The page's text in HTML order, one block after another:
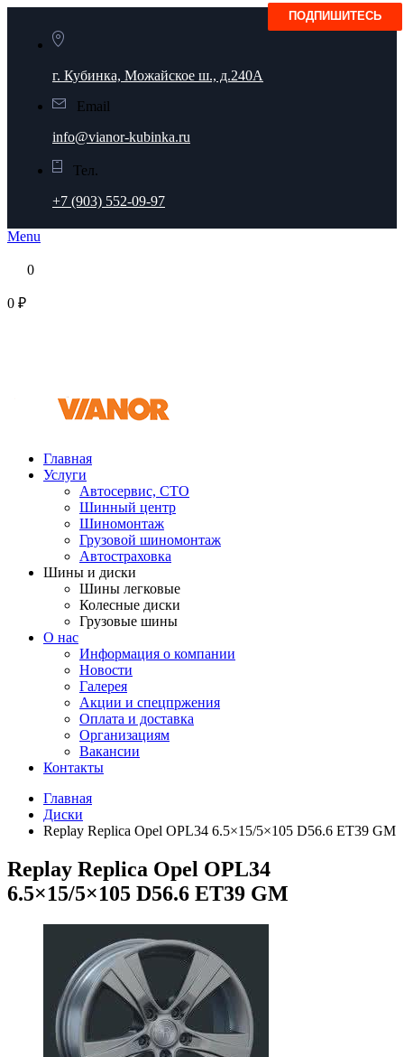
г. Кубинка, Можайское ш., д.240А
Email
info@vianor-kubinka.ru
Тел.
+7 (903) 552-09-97
Menu
0
0 ₽
Главная
Услуги
Автосервис, СТО
Шинный центр
Шиномонтаж
Грузовой шиномонтаж
Автостраховка
Шины и диски
Шины легковые
Колесные диски
Грузовые шины
О нас
Информация о компании
Новости
Галерея
Акции и спецпржения
Оплата и доставка
Организациям
Вакансии
Контакты
Главная
Диски
Replay Replica Opel OPL34 6.5×15/5×105 D56.6 ET39 GM
Replay Replica Opel OPL34
6.5×15/5×105 D56.6 ET39 GM